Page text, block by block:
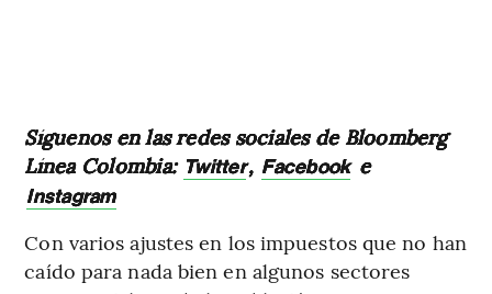
Síguenos en las redes sociales de Bloomberg
Línea Colombia: Twitter, Facebook e
Instagram
Con varios ajustes en los impuestos que no han
caído para nada bien en algunos sectores